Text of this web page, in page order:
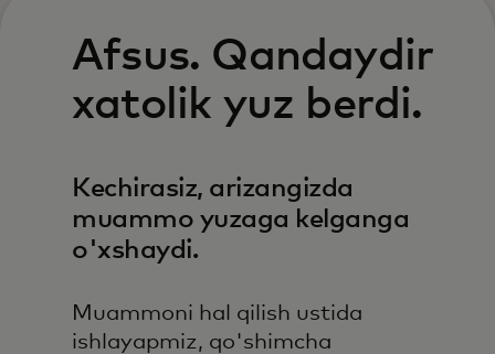
Afsus. Qandaydir
xatolik yuz berdi.
Kechirasiz, arizangizda
muammo yuzaga kelganga
o'xshaydi.
Muammoni hal qilish ustida
ishlayapmiz, qo'shimcha